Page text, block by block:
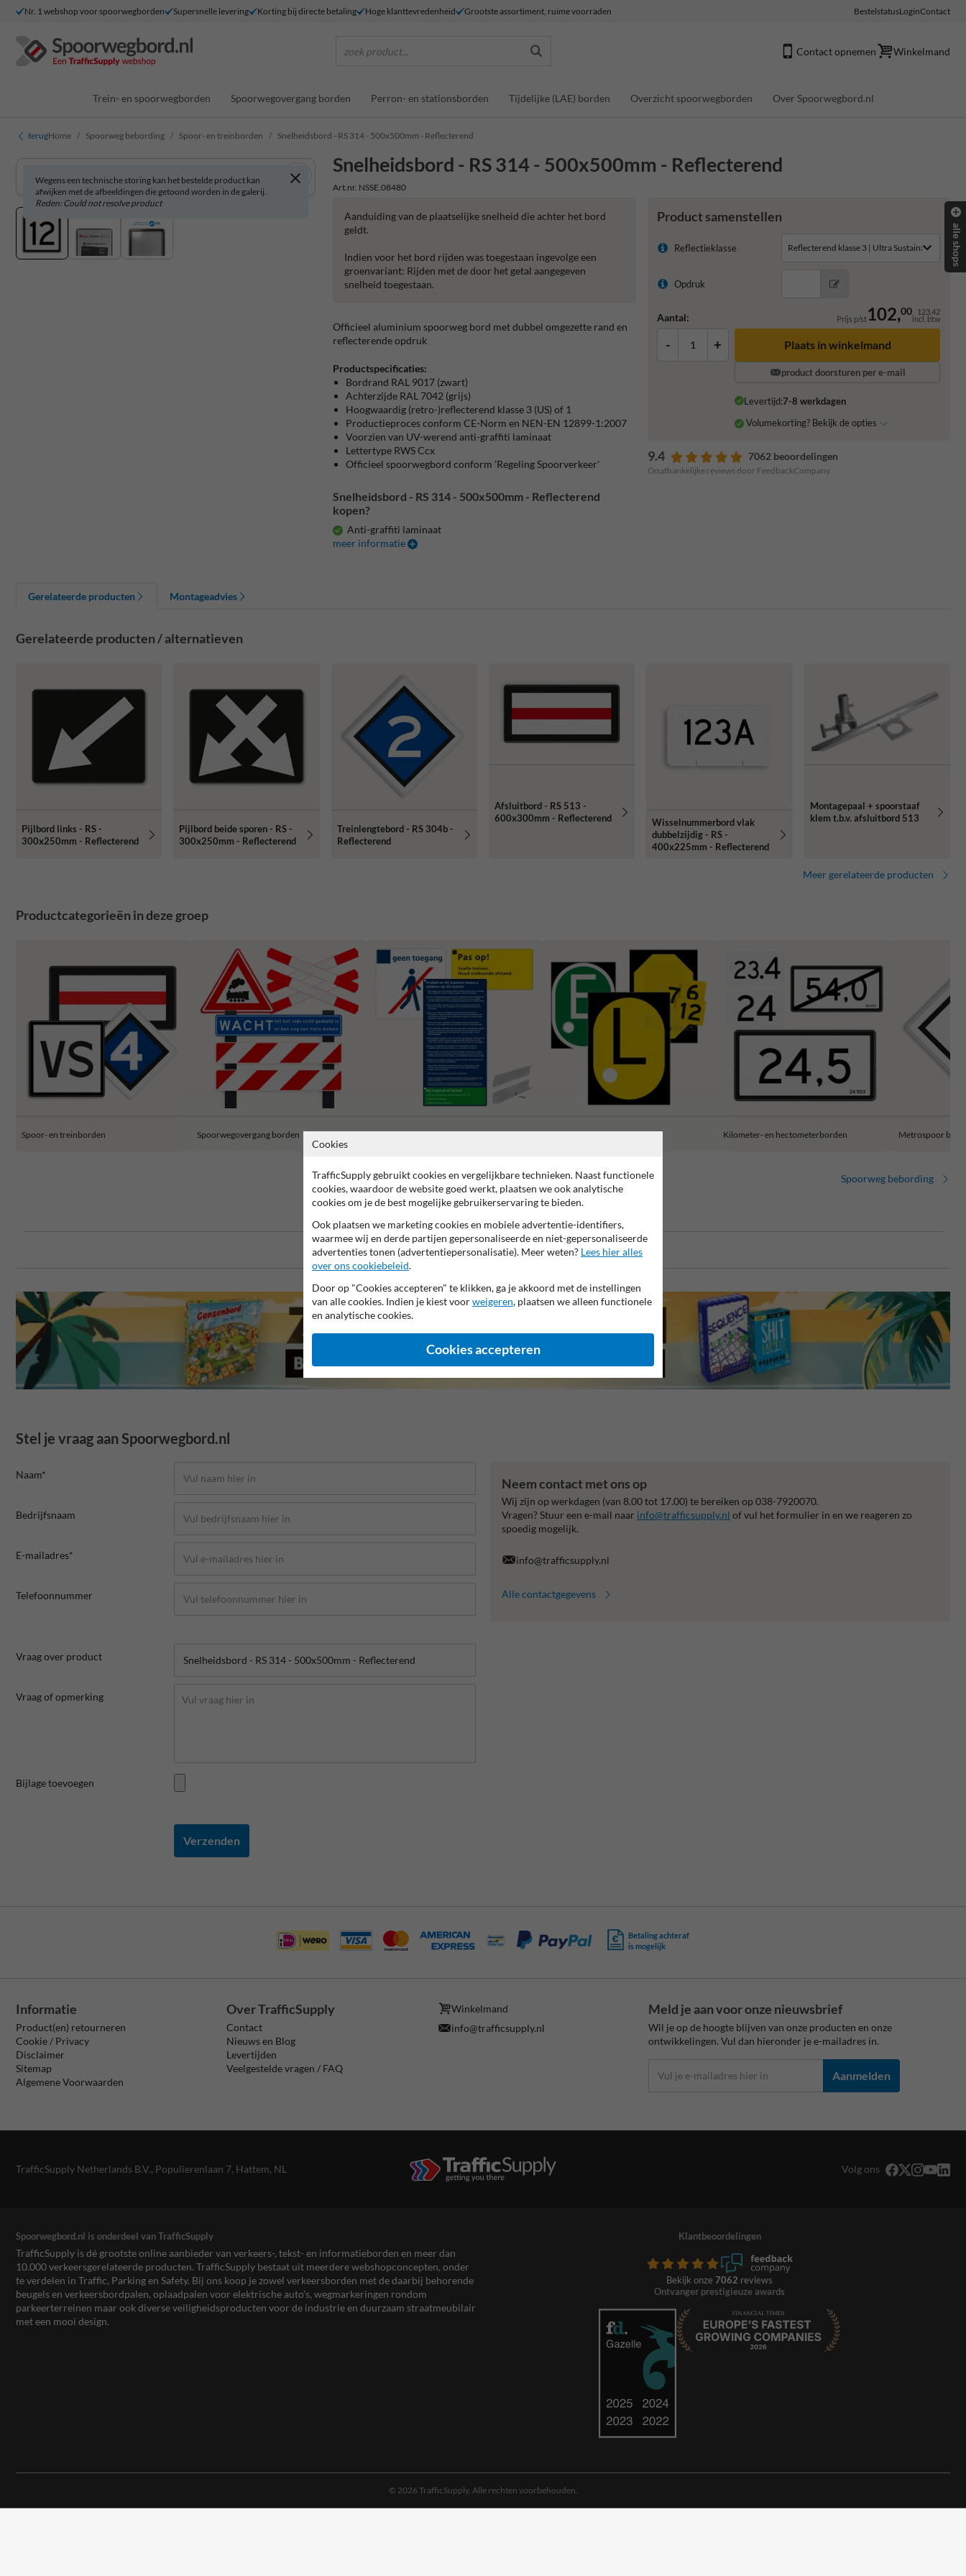
Nr. 1 webshop voor spoorwegborden Supersnelle levering Korting bij directe betaling Hoge klanttevredenheid Grootste assortiment, ruime voorraden BestelstatusLoginContact
zoek product... Contact opnemen Winkelmand
Trein- en spoorwegborden Spoorwegovergang borden Perron- en stationsborden Tijdelijke (LAE) borden Overzicht spoorwegborden Over Spoorwegbord.nl
terugHome Spoorweg bebording Spoor- en treinborden Snelheidsbord - RS 314 - 500x500mm - Reflecterend
Snelheidsbord - RS 314 - 500x500mm - Reflecterend
Art.nr. NSSE.08480
Wegens een technische storing kan het bestelde product kan
afwijken met de afbeeldingen die getoond worden in de galerij.
Reden: Could not resolve product
Product samenstellen
Reflectieklasse
Opdruk
Aantal: Prijs p/st102,00 123,42
incl. btw
- + Plaats in winkelmand
product doorsturen per e-mail
Levertijd:7-8 werkdagen
Volumekorting? Bekijk de opties
9.4 7062 beoordelingen
Onafhankelijke reviews door FeedbackCompany
Aanduiding van de plaatselijke snelheid die achter het bord
geldt.
Indien voor het bord rijden was toegestaan ingevolge een
groenvariant: Rijden met de door het getal aangegeven
snelheid toegestaan.
Officieel aluminium spoorweg bord met dubbel omgezette rand en
reflecterende opdruk
Productspecificaties:
Bordrand RAL 9017 (zwart)
Achterzijde RAL 7042 (grijs)
Hoogwaardig (retro-)reflecterend klasse 3 (US) of 1
Productieproces conform CE-Norm en NEN-EN 12899-1:2007
Voorzien van UV-werend anti-graffiti laminaat
Lettertype RWS Ccx
Officieel spoorwegbord conform 'Regeling Spoorverkeer'
Snelheidsbord - RS 314 - 500x500mm - Reflecterend
kopen?
Anti-graffiti laminaat
meer informatie
Gerelateerde producten Montageadvies
Gerelateerde producten / alternatieven
Pijlbord links - RS -
300x250mm - Reflecterend
Pijlbord beide sporen - RS -
300x250mm - Reflecterend
Treinlengtebord - RS 304b -
Reflecterend
Afsluitbord - RS 513 -
600x300mm - Reflecterend
Wisselnummerbord vlak
dubbelzijdig - RS -
400x225mm - Reflecterend
Montagepaal + spoorstaaf
klem t.b.v. afsluitbord 513
Meer gerelateerde producten
Productcategorieën in deze groep
Spoor- en treinborden Spoorwegovergang borden Perron- en stationsborden Tijdelijke en LAE borden Kilometer- en hectometerborden Metrospoor
Spoorweg bebording
Anti-graffiti laminaat
Stel je vraag aan Spoorwegbord.nl
Naam*
Bedrijfsnaam
E-mailadres*
Telefoonnummer
Vraag over product
Vraag of opmerking
Bijlage toevoegen
Verzenden
Neem contact met ons op
Wij zijn op werkdagen (van 8.00 tot 17.00) te bereiken op 038-7920070.
Vragen? Stuur een e-mail naar info@trafficsupply.nl of vul het formulier in en we reageren zo
spoedig mogelijk.
info@trafficsupply.nl
Alle contactgegevens
Betaling achteraf
is mogelijk
Informatie
Product(en) retourneren
Cookie / Privacy
Disclaimer
Sitemap
Algemene Voorwaarden
Over TrafficSupply
Contact
Nieuws en Blog
Levertijden
Veelgestelde vragen / FAQ
Winkelmand
info@trafficsupply.nl
Meld je aan voor onze nieuwsbrief
Wil je op de hoogte blijven van onze producten en onze
ontwikkelingen. Vul dan hieronder je e-mailadres in.
Aanmelden
TrafficSupply Netherlands B.V., Populierenlaan 7, Hattem, NL Volg ons
Spoorwegbord.nl is onderdeel van TrafficSupply
TrafficSupply is dé grootste online aanbieder van verkeers-, tekst- en informatieborden en meer dan
10.000 verkeersgerelateerde producten. TrafficSupply bestaat uit meerdere webshopconcepten, onder
te verdelen in Traffic, Parking en Safety. Bij ons koop je zowel verkeersborden met de daarbij behorende
beugels en verkeersbordpalen, oplaadpalen voor elektrische auto’s, wegmarkeringen rondom
parkeerterreinen maar ook diverse veiligheidsproducten voor de industrie en duurzaam straatmeubilair
met een mooi design.
Klantbeoordelingen
Bekijk onze 7062 reviews
Ontvanger prestigieuze awards
© 2026 TrafficSupply. Alle rechten voorbehouden.
alle shops
Cookies
TrafficSupply gebruikt cookies en vergelijkbare technieken. Naast functionele
cookies, waardoor de website goed werkt, plaatsen we ook analytische
cookies om je de best mogelijke gebruikerservaring te bieden.
Ook plaatsen we marketing cookies en mobiele advertentie-identifiers,
waarmee wij en derde partijen gepersonaliseerde en niet-gepersonaliseerde
advertenties tonen (advertentiepersonalisatie). Meer weten? Lees hier alles
over ons cookiebeleid.
Door op "Cookies accepteren" te klikken, ga je akkoord met de instellingen
van alle cookies. Indien je kiest voorweigeren, plaatsen we alleen functionele
en analytische cookies.
Cookies accepteren